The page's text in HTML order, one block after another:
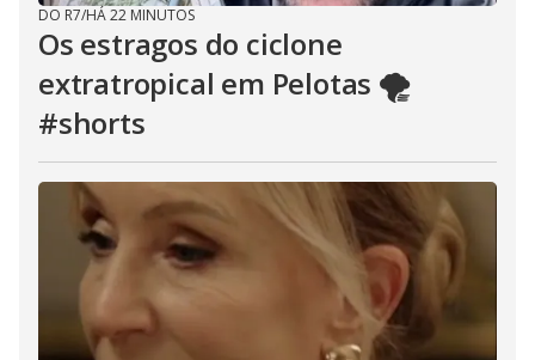
DO R7/HÁ 22 MINUTOS
Os estragos do ciclone
extratropical em Pelotas 🌪️
#shorts